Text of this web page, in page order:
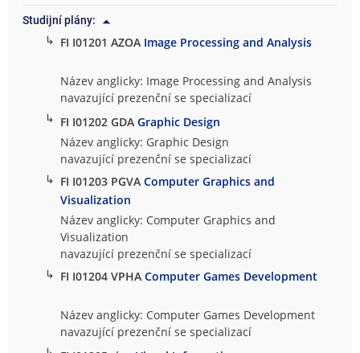
Studijní plány:
↳ FI I01201 AZOA Image Processing and Analysis
Název anglicky: Image Processing and Analysis
navazující prezenční se specializací
↳ FI I01202 GDAGraphic Design
Název anglicky: Graphic Design
navazující prezenční se specializací
↳ FI I01203 PGVAComputer Graphics and
Visualization
Název anglicky: Computer Graphics and
Visualization
navazující prezenční se specializací
↳ FI I01204 VPHAComputer Games Development
Název anglicky: Computer Games Development
navazující prezenční se specializací